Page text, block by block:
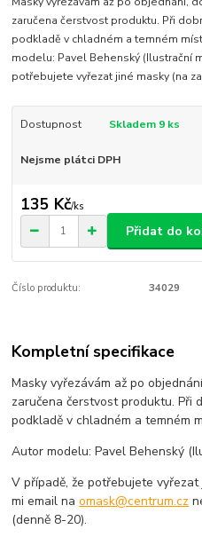
zaručena čerstvost produktu. Při
podkladě v chladném a temném
modelu: Pavel Behenský (Ilustrační
potřebujete vyřezat jiné masky (na
Dostupnost Skladem 9 ks
Nejsme plátci DPH
135 Kč/ks
Přidat do
Číslo produktu: 34029
Kompletní specifikace
Masky vyřezávám až po
zaručena čerstvost produktu. Při
podkladě v chladném a temném
Autor modelu: Pavel Behenský
V případě, že potřebujete
mi email naomask@centrum.cz
(denně 8-20).